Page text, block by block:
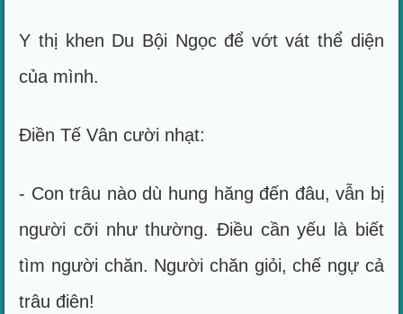
Y thị khen Du Bội Ngọc để vớt vát thể diện
của mình.
Điền Tế Vân cười nhạt:
- Con trâu nào dù hung hăng đến đâu, vẫn bị
người cỡi như thường. Điều cần yếu là biết
tìm người chăn. Người chăn giỏi, chế ngự cả
trâu điên!